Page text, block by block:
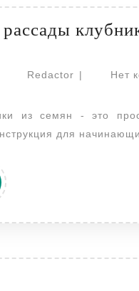
Redactor Redactor
| Нет
для